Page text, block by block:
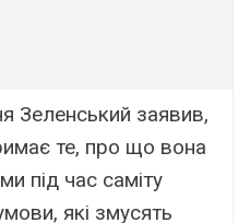
Зеленський заявив,
те, про що вона
під час саміту
які змусять